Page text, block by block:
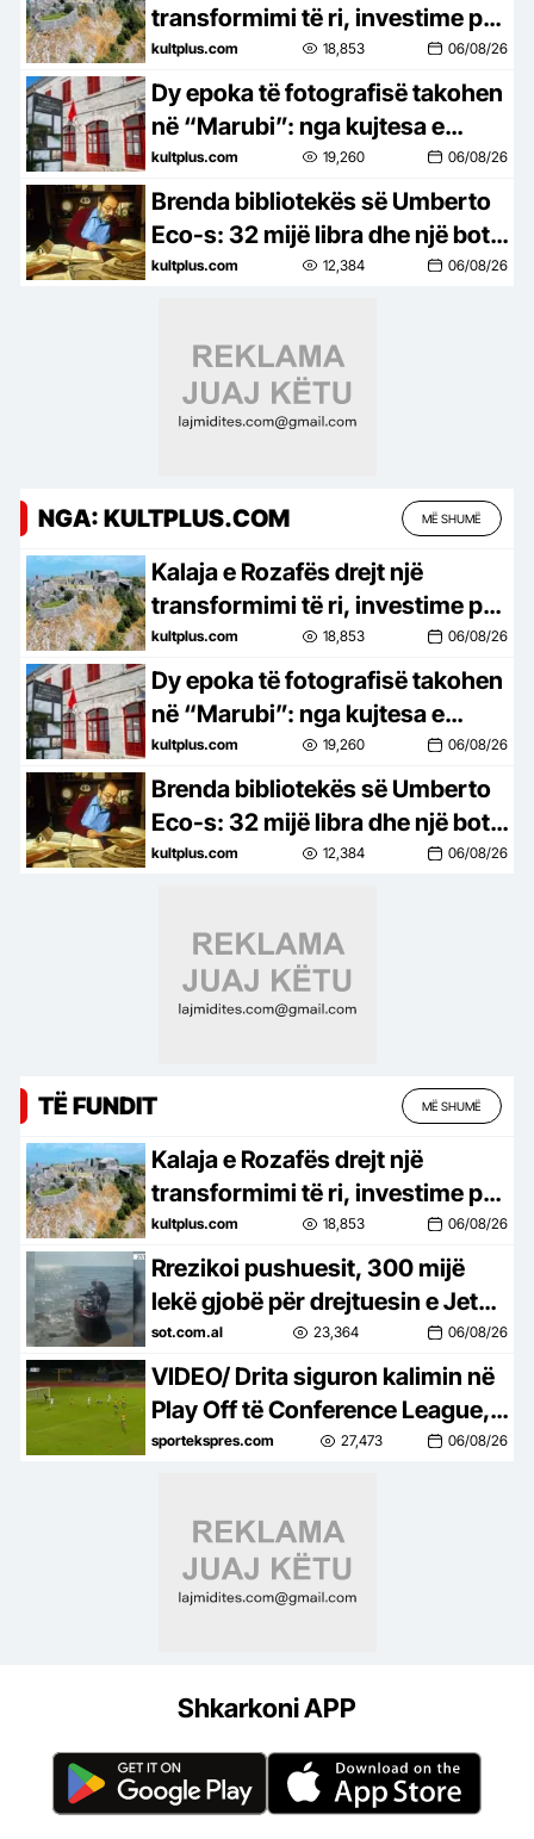
transformimi të ri, investime për
trashëgiminë dhe turizmin
kultplus.com 18,853 06/08/26
Dy epoka të fotografisë takohen
në “Marubi”: nga kujtesa e
Marubëve te eksperimentet e
Gjon Milit
kultplus.com 19,260 06/08/26
Brenda bibliotekës së Umberto
Eco-s: 32 mijë libra dhe një botë
e tërë idesh
kultplus.com 12,384 06/08/26
NGA: KULTPLUS.COM MË SHUMË
Kalaja e Rozafës drejt një
transformimi të ri, investime për
trashëgiminë dhe turizmin
kultplus.com 18,853 06/08/26
Dy epoka të fotografisë takohen
në “Marubi”: nga kujtesa e
Marubëve te eksperimentet e
Gjon Milit
kultplus.com 19,260 06/08/26
Brenda bibliotekës së Umberto
Eco-s: 32 mijë libra dhe një botë
e tërë idesh
kultplus.com 12,384 06/08/26
TË FUNDIT MË SHUMË
Kalaja e Rozafës drejt një
transformimi të ri, investime për
trashëgiminë dhe turizmin
kultplus.com 18,853 06/08/26
Rrezikoi pushuesit, 300 mijë
lekë gjobë për drejtuesin e Jet
Ski në Zvërnec
sot.com.al 23,364 06/08/26
VIDEO/ Drita siguron kalimin në
Play Off të Conference League, e
mbyll me një ndeshje takimin
sportekspres.com 27,473 06/08/26
Shkarkoni APP